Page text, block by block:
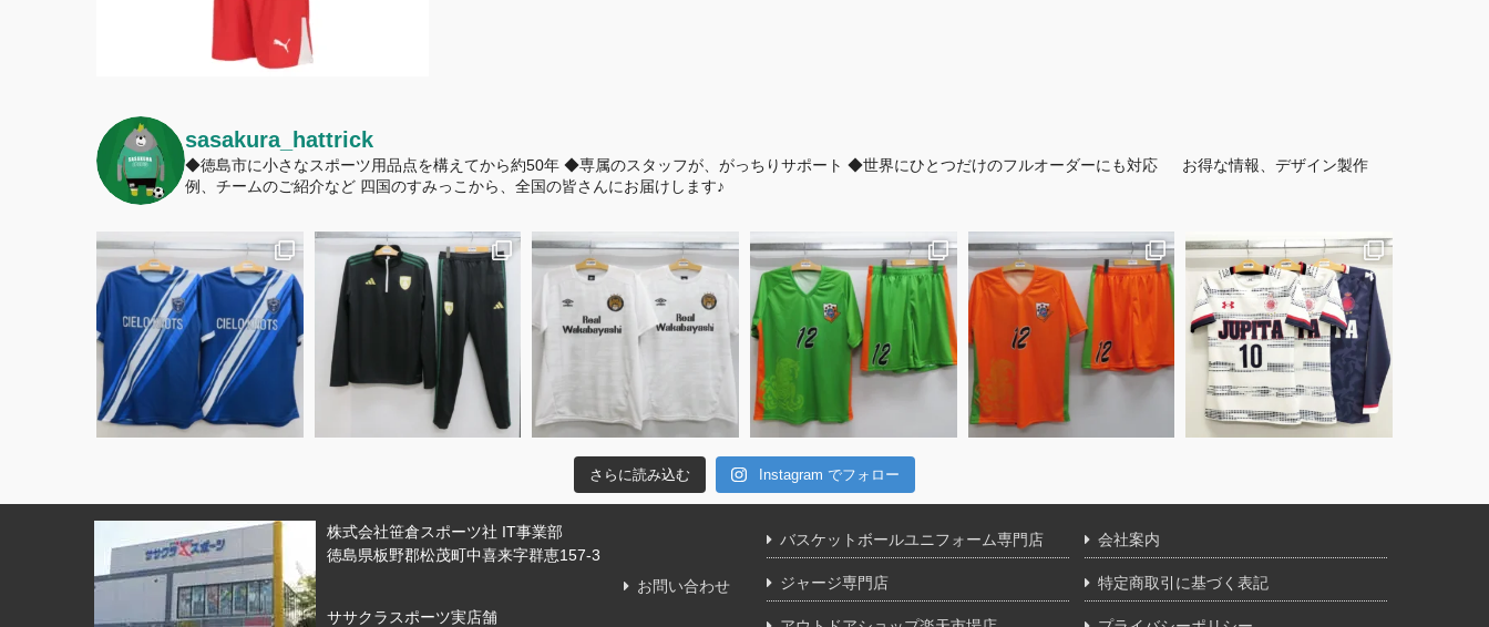
sasakura_hattrick
◆徳島市に小さなスポーツ用品点を構えてから約50年 ◆専属のスタッフが、がっちりサポート ◆世界にひとつだけのフルオーダーにも対応
お得な情報、デザイン製作
例、チームのご紹介など 四国のすみっこから、全国の皆さんにお届けします♪
さらに読み込む Instagram でフォロー
株式会社笹倉スポーツ社 IT事業部
徳島県板野郡松茂町中喜来字群恵157-3
お問い合わせ
ササクラスポーツ実店舗
バスケットボールユニフォーム専門店
ジャージ専門店
会社案内
特定商取引に基づく表記